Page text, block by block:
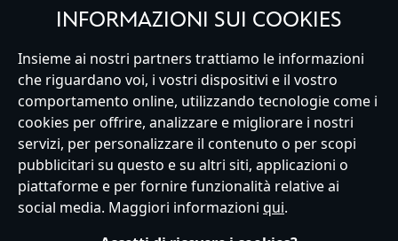
Italy
Servizio Clienti Termini d'Uso Trova Negozio
Mappa del Sito
Normativa Europea sul trattamento dei dati personali
INFORMAZIONI SUI COOKIES
Insieme ai nostri partners trattiamo le informazioni
che riguardano voi, i vostri dispositivi e il vostro
comportamento online, utilizzando tecnologie come i
cookies per offrire, analizzare e migliorare i nostri
servizi, per personalizzare il contenuto o per scopi
pubblicitari su questo e su altri siti, applicazioni o
piattaforme e per fornire funzionalità relative ai
social media. Maggiori informazioni qui.